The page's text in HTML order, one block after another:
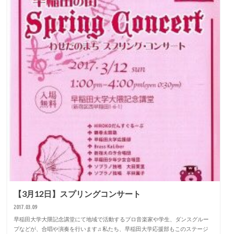
【3月12日】スプリングコンサート
2017.03.09
早稲田大学大隈記念講堂にて地域で活動するプロ音楽家や学生、ダンスグルー
プなどが、合唱や演奏を行います♫ 私たち、早稲田大学応援部もこのステージ